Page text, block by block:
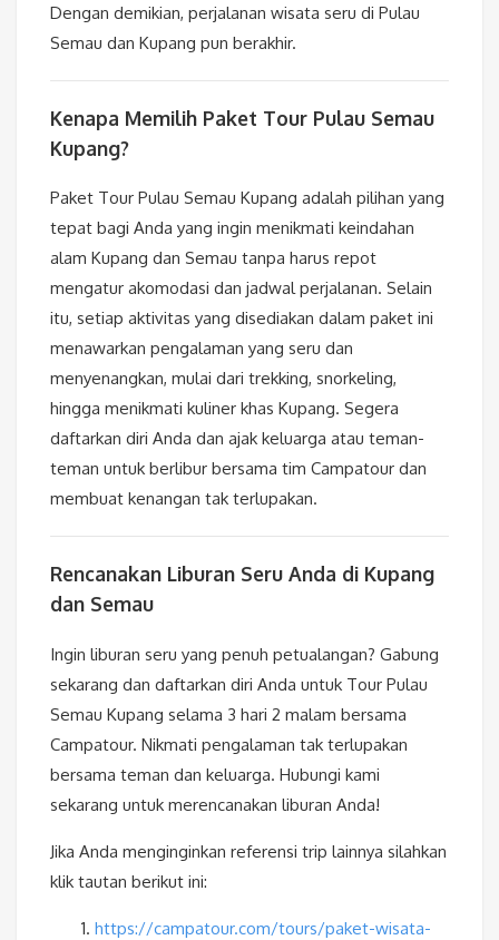
Dengan demikian, perjalanan wisata seru di Pulau
Semau dan Kupang pun berakhir.
Kenapa Memilih Paket Tour Pulau Semau
Kupang?
Paket Tour Pulau Semau Kupang adalah pilihan yang
tepat bagi Anda yang ingin menikmati keindahan
alam Kupang dan Semau tanpa harus repot
mengatur akomodasi dan jadwal perjalanan. Selain
itu, setiap aktivitas yang disediakan dalam paket ini
menawarkan pengalaman yang seru dan
menyenangkan, mulai dari trekking, snorkeling,
hingga menikmati kuliner khas Kupang. Segera
daftarkan diri Anda dan ajak keluarga atau teman-
teman untuk berlibur bersama tim Campatour dan
membuat kenangan tak terlupakan.
Rencanakan Liburan Seru Anda di Kupang
dan Semau
Ingin liburan seru yang penuh petualangan? Gabung
sekarang dan daftarkan diri Anda untuk Tour Pulau
Semau Kupang selama 3 hari 2 malam bersama
Campatour. Nikmati pengalaman tak terlupakan
bersama teman dan keluarga. Hubungi kami
sekarang untuk merencanakan liburan Anda!
Jika Anda menginginkan referensi trip lainnya silahkan
klik tautan berikut ini:
https://campatour.com/tours/paket-wisata-